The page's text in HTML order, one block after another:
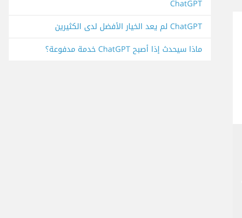
ChatGPT
ChatGPT لم يعد الخيار الأفضل لدى الكثيرين
ماذا سيحدث إذا أصبح ChatGPT خدمة مدفوعة؟